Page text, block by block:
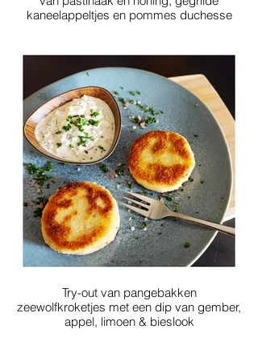
kaneelappeltjes en pommes duchesse
Try-out van pangebakken
zeewolfkroketjes met een dip van gember,
appel, limoen & bieslook